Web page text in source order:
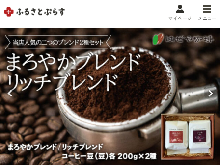
メニュー
マイメニュー
マイページ
お気に入り 閲覧履歴
メニュー
お礼の品から探す
お礼の品をカテゴリや金額で絞り込み
自治体から探す
マイページ